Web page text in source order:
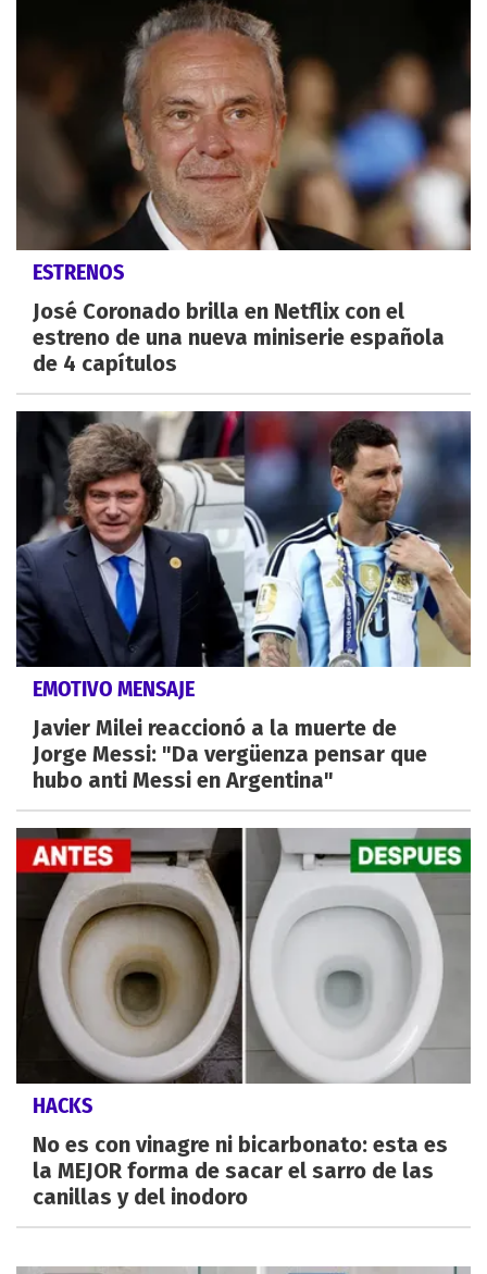
ESTRENOS
José Coronado brilla en Netflix con el
estreno de una nueva miniserie española
de 4 capítulos
EMOTIVO MENSAJE
Javier Milei reaccionó a la muerte de
Jorge Messi: "Da vergüenza pensar que
hubo anti Messi en Argentina"
HACKS
No es con vinagre ni bicarbonato: esta es
la MEJOR forma de sacar el sarro de las
canillas y del inodoro